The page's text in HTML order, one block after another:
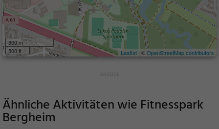
300 m
500 ft
Leaflet | ©OpenStreetMap contributors
Ähnliche Aktivitäten wie Fitnesspark
Bergheim